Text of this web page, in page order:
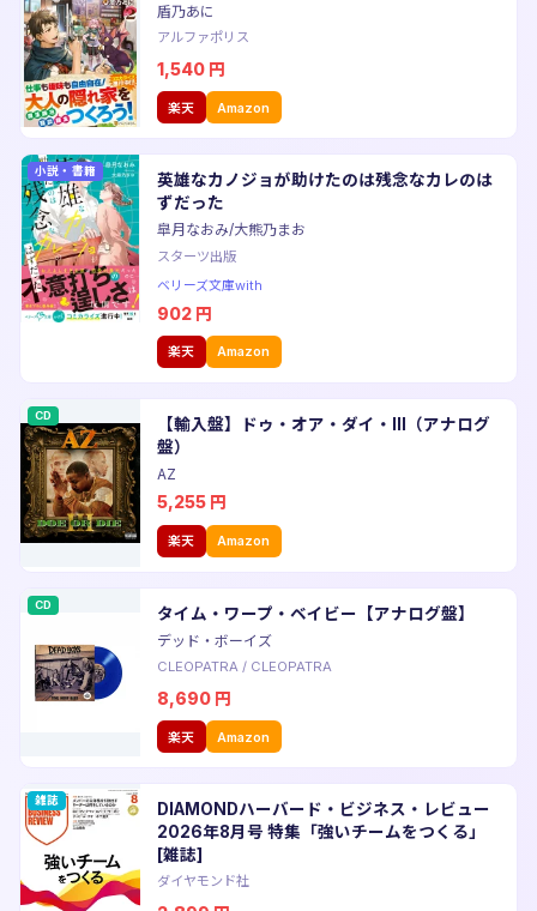
盾乃あに
アルファポリス
1,540 円
楽天 Amazon
小説・書籍
英雄なカノジョが助けたのは残念なカレのは
ずだった
皐月なおみ/大熊乃まお
スターツ出版
ベリーズ文庫with
902 円
楽天 Amazon
CD
【輸入盤】ドゥ・オア・ダイ・III（アナログ
盤）
AZ
5,255 円
楽天 Amazon
CD タイム・ワープ・ベイビー【アナログ盤】
デッド・ボーイズ
CLEOPATRA/ CLEOPATRA
8,690 円
楽天 Amazon
雑誌
DIAMONDハーバード・ビジネス・レビュー
2026年8月号 特集「強いチームをつくる」
[雑誌]
ダイヤモンド社